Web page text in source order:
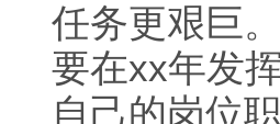
任务更艰巨
要在xx年发
自己的岗位